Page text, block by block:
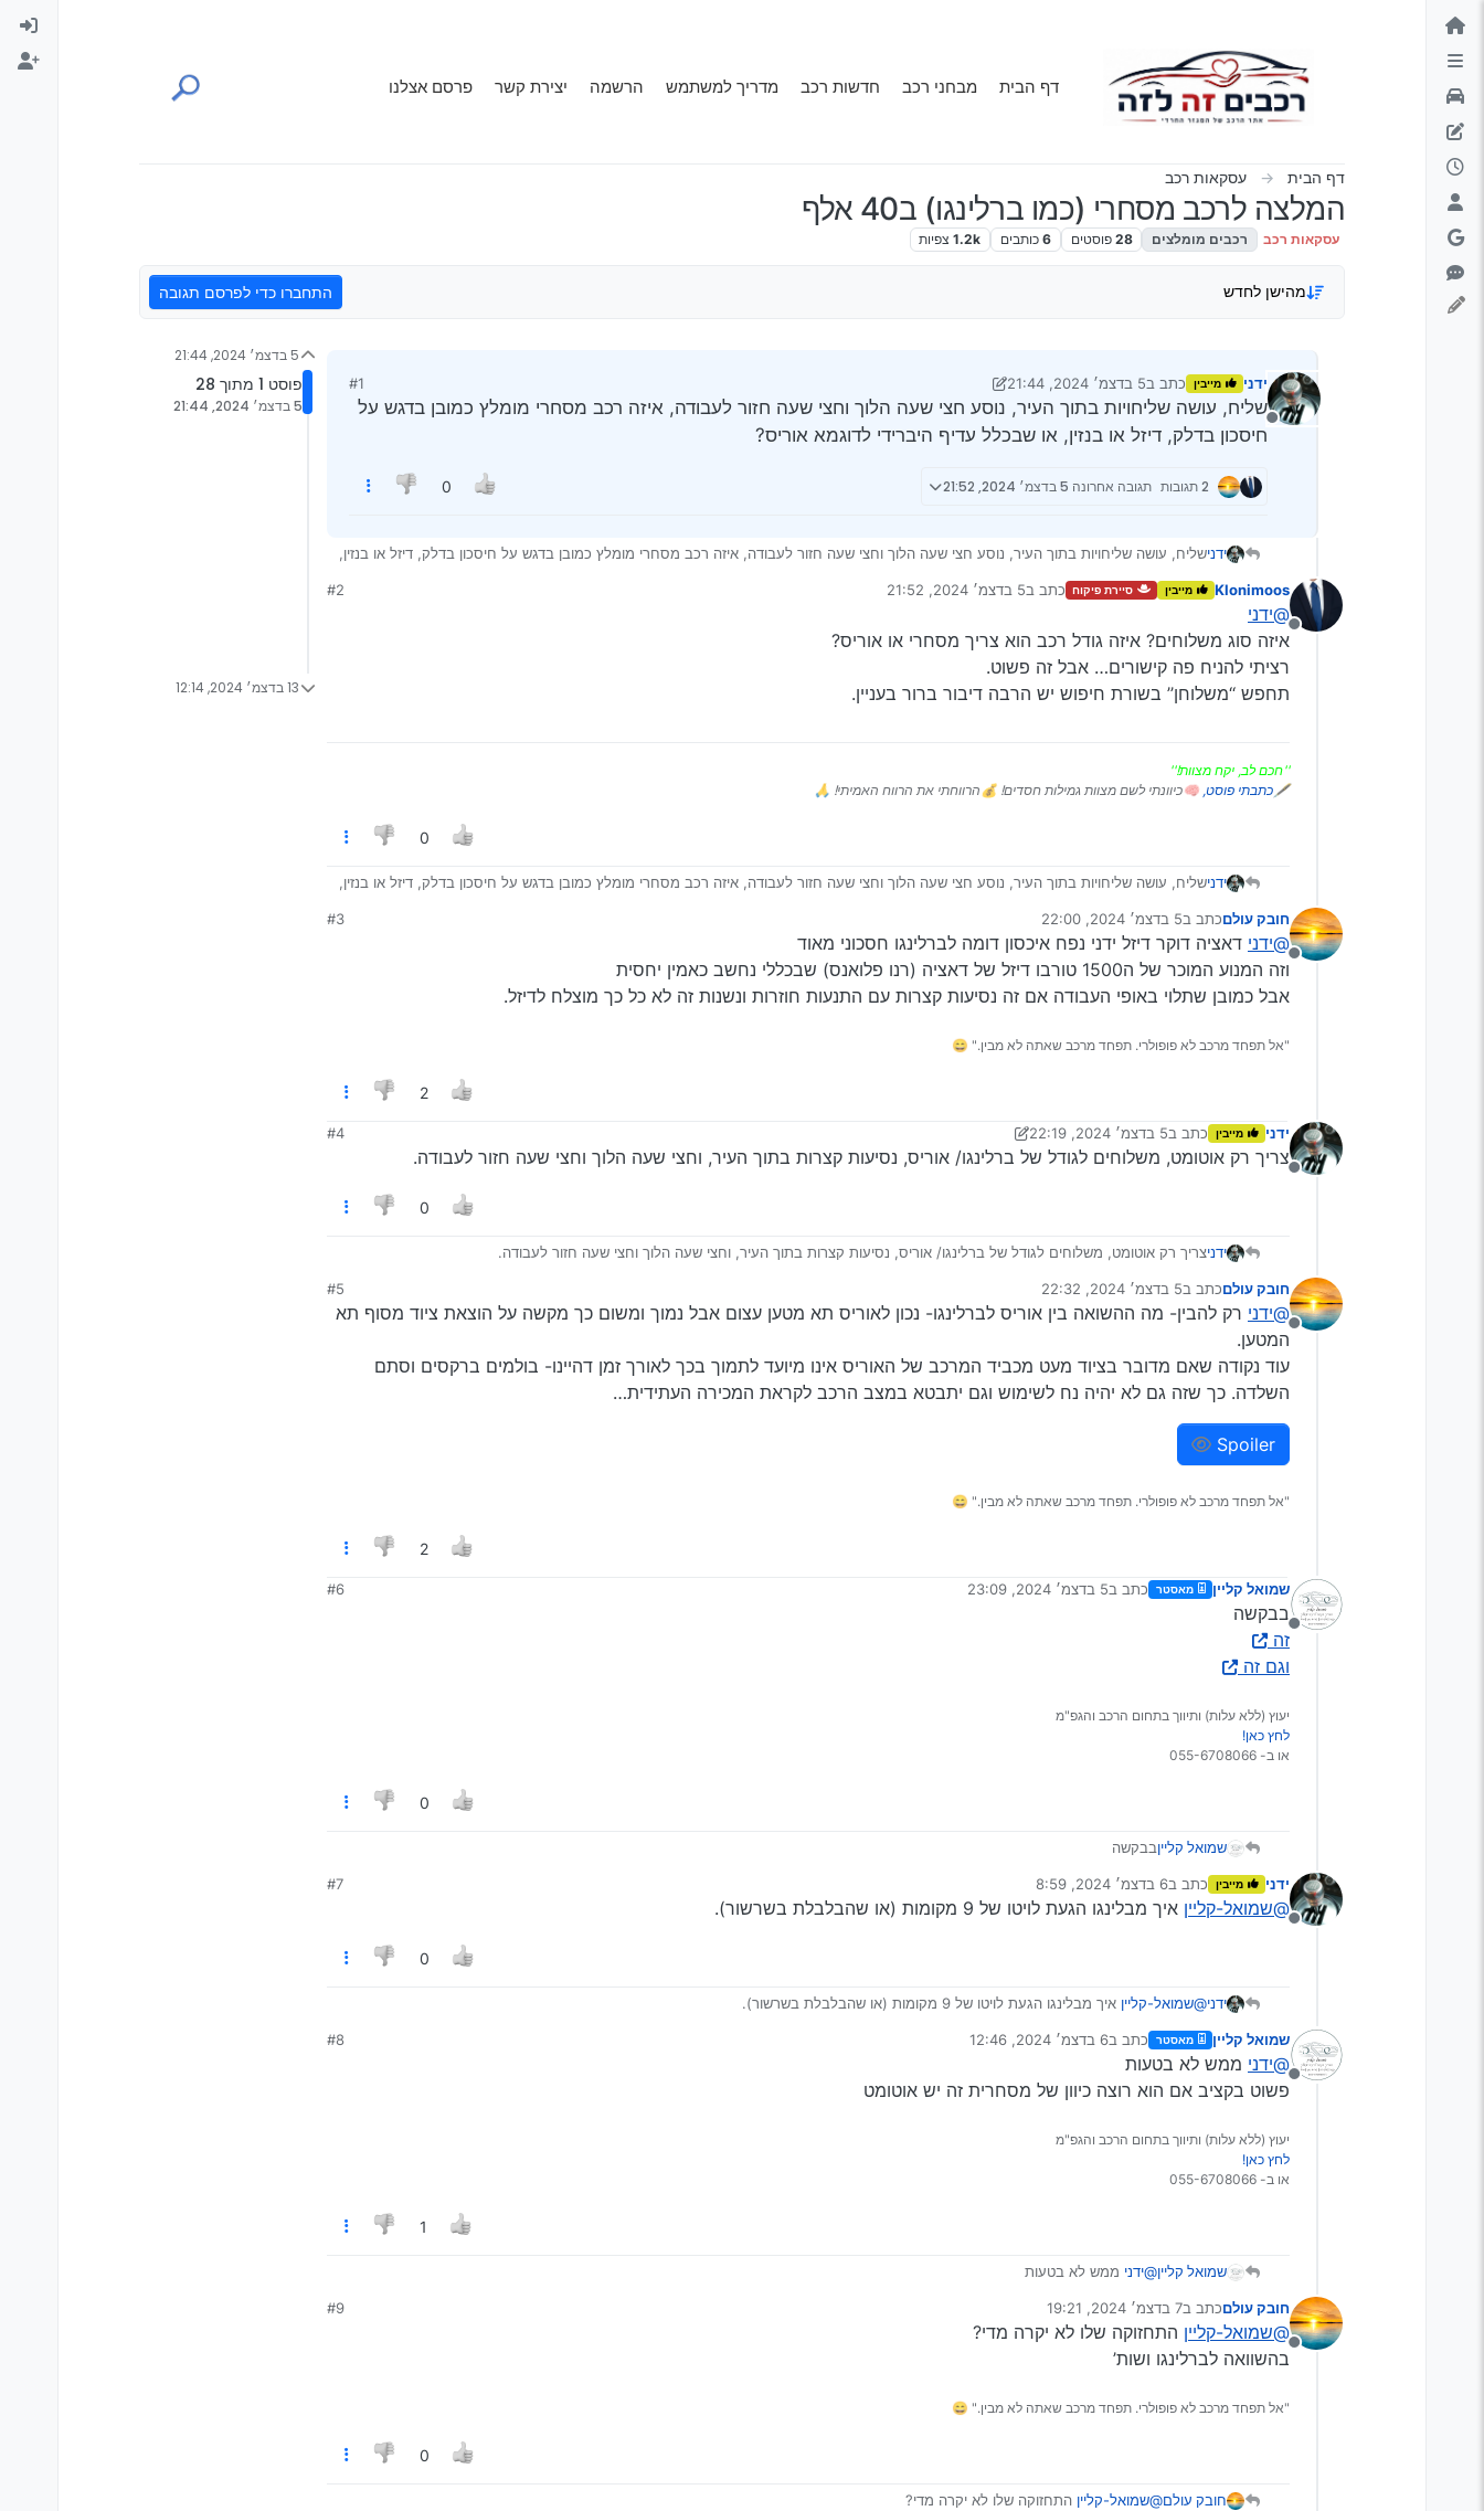
דילוג לתוכן
דף הבית מבחני רכב חדשות רכב מדריך למשתמש הרשמה יצירת קשר פרסם אצלנו
דף הבית עסקאות רכב
המלצה לרכב מסחרי (כמו ברלינגו) ב40 אלף
עסקאות רכב רכבים מומלצים 28 פוסטים 6 כותבים 1.2k צפיות
מהישן לחדש התחברו כדי לפרסם תגובה
מנותק
ידני מייבין כתב ב5 בדצמ׳ 2024, 21:44
נערך לאחרונה על ידי Klonimoos2 בספט׳ 2025, 9:18
#1
שליח, עושה שליחויות בתוך העיר, נוסע חצי שעה הלוך וחצי שעה חזור לעבודה, איזה רכב מסחרי מומלץ כמובן בדגש על
חיסכון בדלק, דיזל או בנזין, או שבכלל עדיף היברידי לדוגמא אוריס?
2 תגובות תגובה אחרונה 5 בדצמ׳ 2024, 21:52 0
ידנישליח, עושה שליחויות בתוך העיר, נוסע חצי שעה הלוך וחצי שעה חזור לעבודה, איזה רכב מסחרי מומלץ כמובן בדגש על חיסכון בדלק, דיזל או בנזין,
מנותק
Klonimoos מייבין סיירת פיקוח כתב ב5 בדצמ׳ 2024, 21:52
נערך לאחרונה על ידי
#2
@ידני
איזה סוג משלוחים? איזה גודל רכב הוא צריך מסחרי או אוריס?
רציתי להניח פה קישורים… אבל זה פשוט.
תחפש ‘‘משלוחן’’ בשורת חיפוש יש הרבה דיבור ברור בעניין.
''חכם לב, יקח מצוות!''
🖋כתבתי פוסט, 🧠כיוונתי לשם מצוות גמילות חסדים! 💰הרווחתי את הרווח האמיתי! 🙏
0
ידנישליח, עושה שליחויות בתוך העיר, נוסע חצי שעה הלוך וחצי שעה חזור לעבודה, איזה רכב מסחרי מומלץ כמובן בדגש על חיסכון בדלק, דיזל או בנזין,
מנותק
חובק עולםכתב ב5 בדצמ׳ 2024, 22:00
נערך לאחרונה על ידי
#3
@ידני דאציה דוקר דיזל ידני נפח איכסון דומה לברלינגו חסכוני מאוד
וזה המנוע המוכר של ה1500 טורבו דיזל של דאציה (רנו פלואנס) שבכללי נחשב כאמין יחסית
אבל כמובן שתלוי באופי העבודה אם זה נסיעות קצרות עם התנעות חוזרות ונשנות זה לא כל כך מוצלח לדיזל.
"אל תפחד מרכב לא פופולרי. תפחד מרכב שאתה לא מבין." 😄
2
מנותק
ידני מייבין כתב ב5 בדצמ׳ 2024, 22:19
נערך לאחרונה על ידי ידני12 במאי 2024, 23:34
#4
צריך רק אוטומט, משלוחים לגודל של ברלינגו/ אוריס, נסיעות קצרות בתוך העיר, וחצי שעה הלוך וחצי שעה חזור לעבודה.
0
ידניצריך רק אוטומט, משלוחים לגודל של ברלינגו/ אוריס, נסיעות קצרות בתוך העיר, וחצי שעה הלוך וחצי שעה חזור לעבודה.
מנותק
חובק עולםכתב ב5 בדצמ׳ 2024, 22:32
נערך לאחרונה על ידי
#5
@ידני רק להבין- מה ההשואה בין אוריס לברלינגו- נכון לאוריס תא מטען עצום אבל נמוך ומשום כך מקשה על הוצאת ציוד מסוף תא
המטען.
עוד נקודה שאם מדובר בציוד מעט מכביד המרכב של האוריס אינו מיועד לתמוך בכך לאורך זמן דהיינו- בולמים ברקסים וסתם
השלדה. כך שזה גם לא יהיה נח לשימוש וגם יתבטא במצב הרכב לקראת המכירה העתידית…
Spoiler
"אל תפחד מרכב לא פופולרי. תפחד מרכב שאתה לא מבין." 😄
2
מנותק
שמואל קליין מאסטר כתב ב5 בדצמ׳ 2024, 23:09
נערך לאחרונה על ידי
#6
בבקשה
זה
וגם זה
יעוץ (ללא עלות) ותיווך בתחום הרכב והגפ"מ
לחץ כאן!
או ב- 055-6708066
0
שמואל קלייןבבקשה
וגם זה
מנותק
ידני מייבין כתב ב6 בדצמ׳ 2024, 8:59
נערך לאחרונה על ידי
#7
@שמואל-קליין איך מבלינגו הגעת לויטו של 9 מקומות (או שהבלבלת בשרשור).
0
ידני@שמואל-קליין איך מבלינגו הגעת לויטו של 9 מקומות (או שהבלבלת בשרשור).
מנותק
שמואל קליין מאסטר כתב ב6 בדצמ׳ 2024, 12:46
נערך לאחרונה על ידי
#8
@ידני ממש לא בטעות
פשוט בקציב אם הוא רוצה כיוון של מסחרית זה יש אוטומט
יעוץ (ללא עלות) ותיווך בתחום הרכב והגפ"מ
לחץ כאן!
או ב- 055-6708066
1
שמואל קליין@ידני ממש לא בטעות
מנותק
חובק עולםכתב ב7 בדצמ׳ 2024, 19:21
נערך לאחרונה על ידי
#9
@שמואל-קליין התחזוקה שלו לא יקרה מדי?
בהשוואה לברלינגו ושות’
"אל תפחד מרכב לא פופולרי. תפחד מרכב שאתה לא מבין." 😄
0
חובק עולם@שמואל-קליין התחזוקה שלו לא יקרה מדי?
5 בדצמ׳ 2024, 21:44
פוסט 1 מתוך 28
5 בדצמ׳ 2024, 21:44
13 בדצמ׳ 2024, 12:14